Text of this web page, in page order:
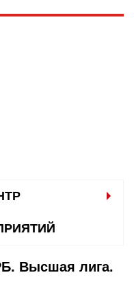
Высшая лига.